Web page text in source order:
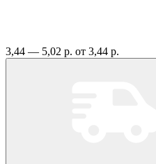
3,44 — 5,02 р. от 3,44 р.